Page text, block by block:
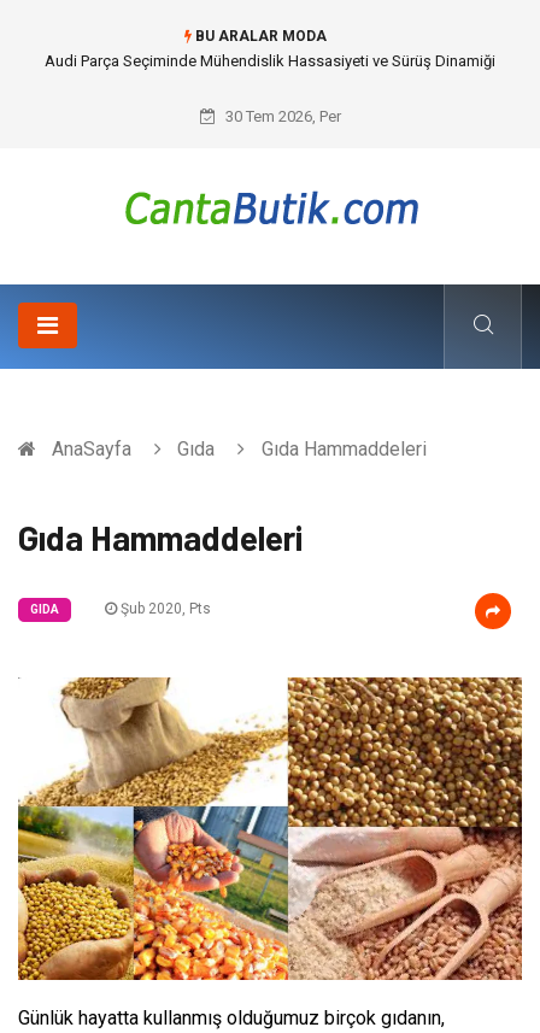
BU ARALAR MODA
Audi Parça Seçiminde Mühendislik Hassasiyeti ve Sürüş Dinamiği
30 Tem 2026, Per
AnaSayfa Gıda Gıda Hammaddeleri
Gıda Hammaddeleri
GIDA Şub 2020, Pts
Günlük hayatta kullanmış olduğumuz birçok gıdanın,